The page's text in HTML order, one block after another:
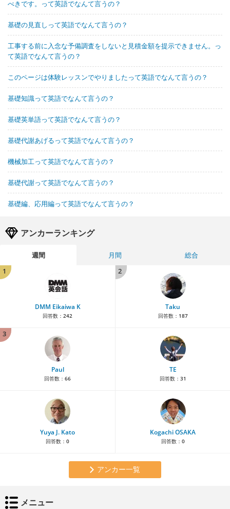
べきです。って英語でなんて言うの？
基礎の見直しって英語でなんて言うの？
工事する前に入念な予備調査をしないと見積金額を提示できません。っ
て英語でなんて言うの？
このページは体験レッスンでやりましたって英語でなんて言うの？
基礎知識って英語でなんて言うの？
基礎英単語って英語でなんて言うの？
基礎代謝あげるって英語でなんて言うの？
機械加工って英語でなんて言うの？
基礎代謝って英語でなんて言うの？
基礎編、応用編って英語でなんて言うの？
アンカーランキング
週間 月間
総合
1
DMM Eikaiwa K
回答数： 242
2
Taku
回答数： 187
3
Paul
回答数： 66
TE
回答数： 31
Yuya J. Kato
回答数： 0
Kogachi OSAKA
回答数： 0
アンカー一覧
メニュー